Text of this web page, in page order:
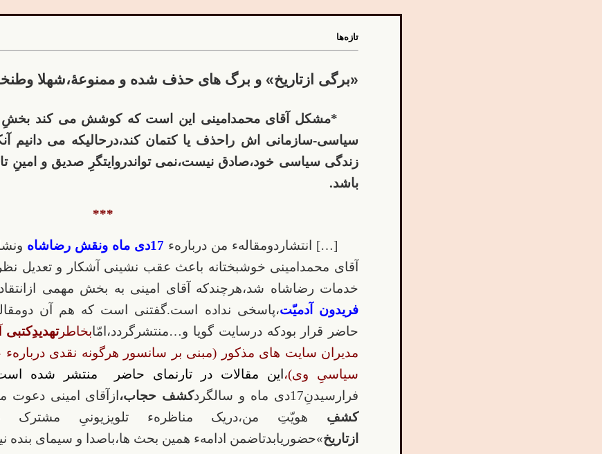
تازه‌ها
«برگی ازتاریخ» و برگ های حذف شده و ممنوعۀ،شهلا
*مشکل آقای محمدامینی این است که کوشش می کند بخشِ
سیاسی-سازمانی اش راحذف یا کتمان کند،درحالیکه می دانیم
زندگی سیاسی خود،صادق نیست،نمی تواندروایتگرِ صدیق و امینِ
باشد.
***
[…] انتشاردومقالهء من دربارهء
آقای محمدامینی خوشبختانه باعث عقب نشینی آشکار و تعدیل
خدمات رضاشاه شد،هرچندکه آقای امینی به بخش مهمی
فریدون آدمیّت،پاسخی نداده است.گفتنی است که هم آن
حاضر قرار بودکه درسایت گویا و…منتشرگردد،امّابخاطرتهدیدِکتبی
مدیران سایت های مذکور (مبنی بر سانسور هرگونه نقدی دربارهء
سیاسیِ وی)،این مقالات در تارنمای حاضر منتشر شده
فرارسیدنِ17دی ماه و سالگرد
کشف حجاب،ازآقای امینی دعوت
کشفِ هویّتِ من،دریک مناظرهء تلویزیونیِ مشترک
ازتاریخ»حضوریابدتاضمن ادامهء همین بحث ها،باصدا و سیمای بنده